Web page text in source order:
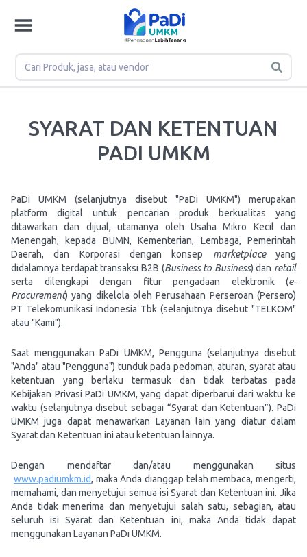
SYARAT DAN KETENTUAN
PADI UMKM
PaDi UMKM (selanjutnya disebut "PaDi UMKM") merupakan
platform digital untuk pencarian produk berkualitas yang
ditawarkan dan dijual, utamanya oleh Usaha Mikro Kecil dan
Menengah, kepada BUMN, Kementerian, Lembaga, Pemerintah
Daerah, dan Korporasi dengan konsep marketplaceyang
didalamnya terdapat transaksi B2B (Business to Business) dan retail
serta dilengkapi dengan fitur pengadaan elektronik (e-
Procurement) yang dikelola oleh Perusahaan Perseroan (Persero)
PT Telekomunikasi Indonesia Tbk (selanjutnya disebut "TELKOM"
atau "Kami").
Saat menggunakan PaDi UMKM, Pengguna (selanjutnya disebut
"Anda" atau "Pengguna") tunduk pada pedoman, aturan, syarat atau
ketentuan yang berlaku termasuk dan tidak terbatas pada
Kebijakan Privasi PaDi UMKM, yang dapat diperbarui dari waktu ke
waktu (selanjutnya disebut sebagai “Syarat dan Ketentuan”). PaDi
UMKM juga dapat menawarkan Layanan lain yang diatur dalam
Syarat dan Ketentuan ini atau ketentuan lainnya.
Dengan mendaftar dan/atau menggunakan situs
www.padiumkm.id, maka Anda dianggap telah membaca, mengerti,
memahami, dan menyetujui semua isi Syarat dan Ketentuan ini. Jika
Anda tidak menerima dan menyetujui salah satu, sebagian, atau
seluruh isi Syarat dan Ketentuan ini, maka Anda tidak dapat
menggunakan Layanan PaDi UMKM.